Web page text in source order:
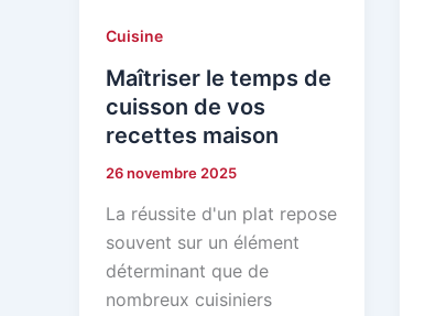
Cuisine
Maîtriser le temps de
cuisson de vos
recettes maison
26 novembre 2025
La réussite d'un plat repose
souvent sur un élément
déterminant que de
nombreux cuisiniers